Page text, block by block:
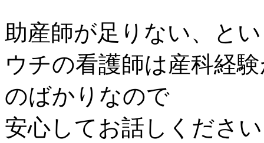
助産師が足りない、と
ウチの看護師は産科経
のばかりなので
安心してお話しくださ